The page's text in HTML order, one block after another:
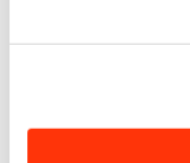
hten
n